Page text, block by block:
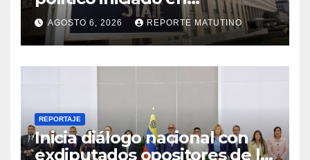
Venezuela
AGOSTO 6, 2026 REPORTE MATUTINO
REPORTAJE
Inicia diálogo nacional con
exdiputados opositores de la